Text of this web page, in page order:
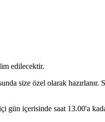
edilecektir.
size özel olarak
içerisinde saat 13.00'a